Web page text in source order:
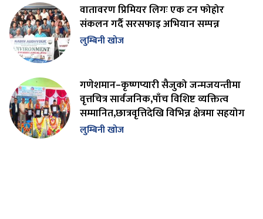
वातावरण प्रिमियर लिगः एक टन फोहोर
संकलन गर्दै सरसफाइ अभियान सम्पन्न
लुम्बिनी खोज
गणेशमान–कृष्णप्यारी सैजुको जन्मजयन्तीमा
वृत्तचित्र सार्वजनिक,पाँच विशिष्ट व्यक्तित्व
सम्मानित,छात्रवृत्तिदेखि विभिन्न क्षेत्रमा सहयोग
लुम्बिनी खोज